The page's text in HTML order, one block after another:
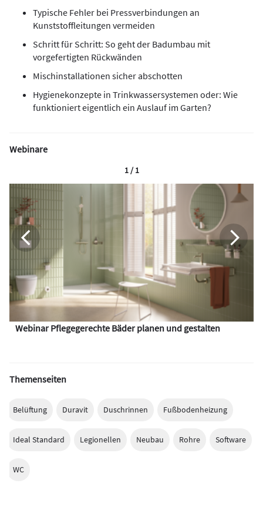
Typische Fehler bei Pressverbindungen an
Kunststoffleitungen vermeiden
Schritt für Schritt: So geht der Badumbau mit
vorgefertigten Rückwänden
Mischinstallationen sicher abschotten
Hygienekonzepte in Trinkwassersystemen oder: Wie
funktioniert eigentlich ein Auslauf im Garten?
Webinare
Webinar Pflegegerechte Bäder planen und gestalten
1 / 1
Themenseiten
Belüftung Duravit Duschrinnen Fußbodenheizung
Ideal Standard Legionellen Neubau Rohre Software
WC